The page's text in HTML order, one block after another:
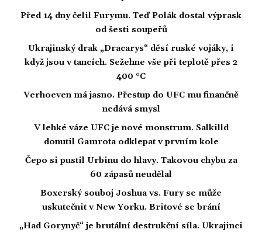
Před 14 dny čelil Furymu. Teď Polák dostal výprask
od šesti soupeřů
Ukrajinský drak „Dracarys“ děsí ruské vojáky, i
když jsou v tancích. Sežehne vše při teplotě přes 2
400 °C
Verhoeven má jasno. Přestup do UFC mu finančně
nedává smysl
V lehké váze UFC je nové monstrum. Salkilld
donutil Gamrota odklepat v prvním kole
Čepo si pustil Urbinu do hlavy. Takovou chybu za
60 zápasů neudělal
Boxerský souboj Joshua vs. Fury se může
uskutečnit v New Yorku. Britové se brání
„Had Gorynyč“ je brutální destrukční síla. Ukrajinci